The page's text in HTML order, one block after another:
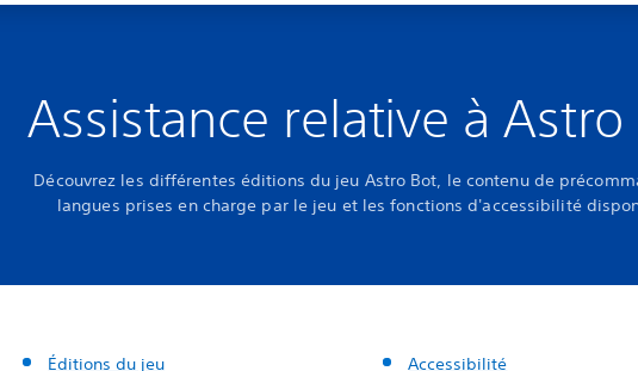
Assistance relative à Astro
Découvrez les différentes éditions du jeu Astro Bot, le contenu de
langues prises en charge par le jeu et les fonctions d'accessibilité
Éditions du jeu
Accessibilité